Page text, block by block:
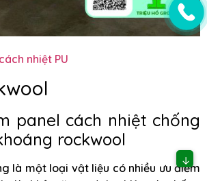
nhiệt PU
panel cách nhiệt chống
rockwool
là một loại vật liệu có nhiều ưu điểm
↓